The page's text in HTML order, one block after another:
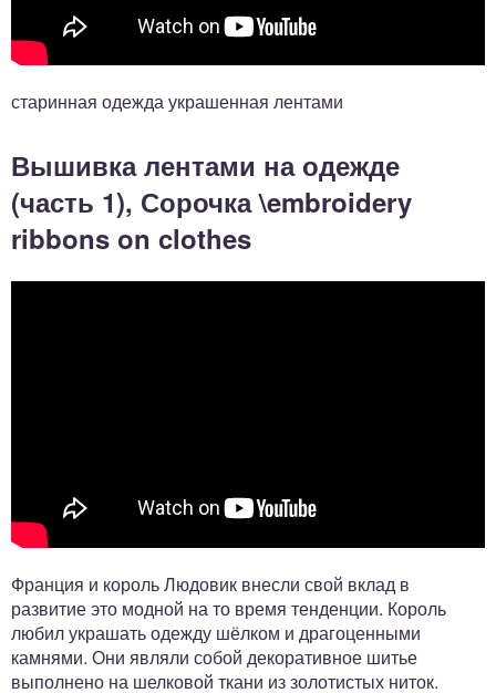
старинная одежда украшенная лентами
Вышивка лентами на одежде
(часть 1), Сорочка \embroidery
ribbons on clothes
Франция и король Людовик внесли свой вклад в
развитие это модной на то время тенденции. Король
любил украшать одежду шёлком и драгоценными
камнями. Они являли собой декоративное шитье
выполнено на шелковой ткани из золотистых ниток.